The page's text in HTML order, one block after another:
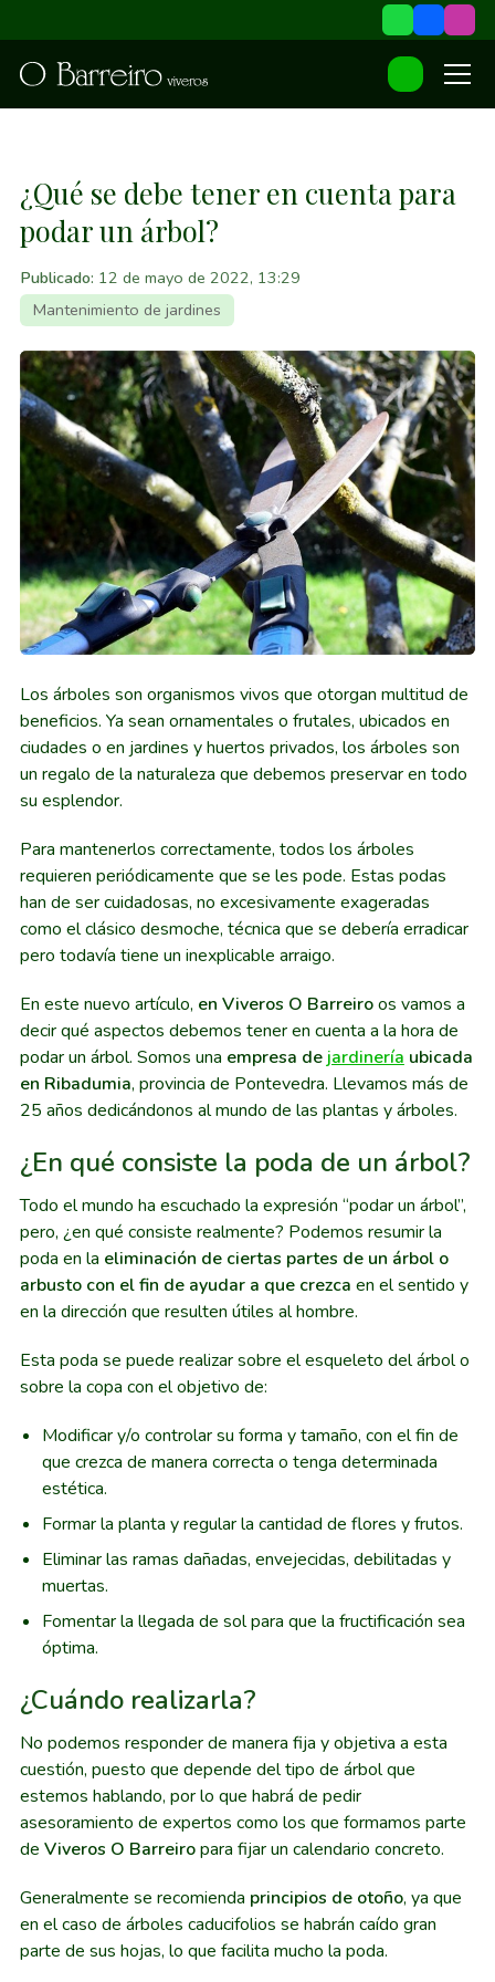
¿Qué se debe tener en cuenta para
podar un árbol?
Publicado: 12 de mayo de 2022, 13:29
Mantenimiento de jardines
Los árboles son organismos vivos que otorgan multitud de
beneficios. Ya sean ornamentales o frutales, ubicados en
ciudades o en jardines y huertos privados, los árboles son
un regalo de la naturaleza que debemos preservar en todo
su esplendor.
Para mantenerlos correctamente, todos los árboles
requieren periódicamente que se les pode. Estas podas
han de ser cuidadosas, no excesivamente exageradas
como el clásico desmoche, técnica que se debería erradicar
pero todavía tiene un inexplicable arraigo.
En este nuevo artículo, en Viveros O Barreiroos vamos a
decir qué aspectos debemos tener en cuenta a la hora de
podar un árbol. Somos una empresa de jardinería ubicada
en Ribadumia, provincia de Pontevedra. Llevamos más de
25 años dedicándonos al mundo de las plantas y árboles.
¿En qué consiste la poda de un árbol?
Todo el mundo ha escuchado la expresión “podar un árbol”,
pero, ¿en qué consiste realmente? Podemos resumir la
poda en la eliminación de ciertas partes de un árbol o
arbusto con el fin de ayudar a que crezca en el sentido y
en la dirección que resulten útiles al hombre.
Esta poda se puede realizar sobre el esqueleto del árbol o
sobre la copa con el objetivo de:
Modificar y/o controlar su forma y tamaño, con el fin de
que crezca de manera correcta o tenga determinada
estética.
Formar la planta y regular la cantidad de flores y frutos.
Eliminar las ramas dañadas, envejecidas, debilitadas y
muertas.
Fomentar la llegada de sol para que la fructificación sea
óptima.
¿Cuándo realizarla?
No podemos responder de manera fija y objetiva a esta
cuestión, puesto que depende del tipo de árbol que
estemos hablando, por lo que habrá de pedir
asesoramiento de expertos como los que formamos parte
de Viveros O Barreiropara fijar un calendario concreto.
Generalmente se recomienda principios de otoño, ya que
en el caso de árboles caducifolios se habrán caído gran
parte de sus hojas, lo que facilita mucho la poda.